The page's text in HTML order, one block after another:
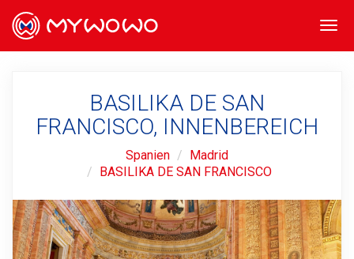
BASILIKA DE SAN
FRANCISCO, INNENBEREICH
Spanien
Madrid
BASILIKA DE SAN FRANCISCO